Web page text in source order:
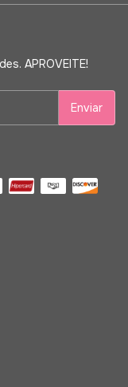
APROVEITE!